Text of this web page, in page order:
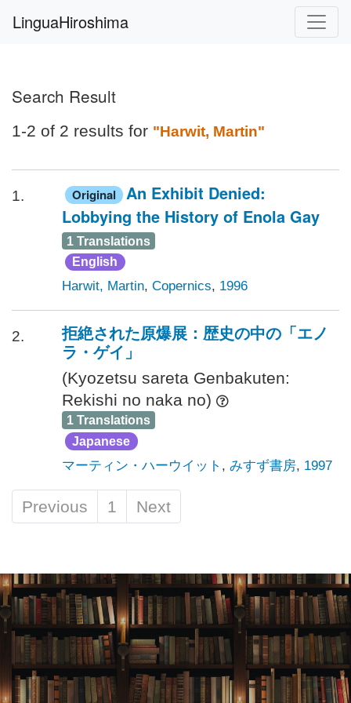
LinguaHiroshima
Search Result
1-2 of 2 results for "Harwit, Martin"
1. Original
An Exhibit Denied:
Lobbying the History of Enola Gay
1 Translations
English
Harwit, Martin, Copernics, 1996
2.
拒絶された原爆展：歴史の中の「エノ
ラ・ゲイ」
(Kyozetsu sareta Genbakuten:
Rekishi no naka no)
1 Translations
Japanese
マーティン・ハーウイット , みすず書房, 1997
Previous 1 Next